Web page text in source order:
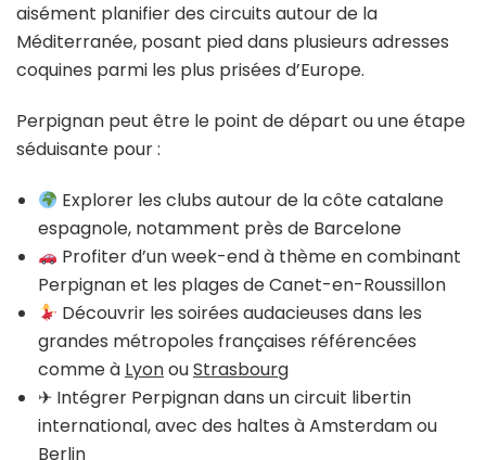
aisément planifier des circuits autour de la
Méditerranée, posant pied dans plusieurs adresses
coquines parmi les plus prisées d’Europe.
Perpignan peut être le point de départ ou une étape
séduisante pour :
Explorer les clubs autour de la côte catalane
espagnole, notamment près de Barcelone
Profiter d’un week-end à thème en combinant
Perpignan et les plages de Canet-en-Roussillon
Découvrir les soirées audacieuses dans les
grandes métropoles françaises référencées
comme à LyonouStrasbourg
✈ Intégrer Perpignan dans un circuit libertin
international, avec des haltes à Amsterdam ou
Berlin